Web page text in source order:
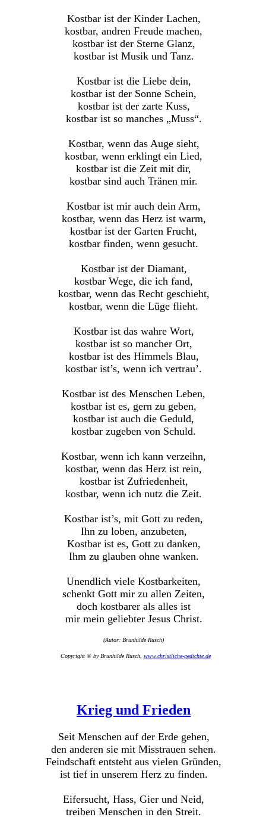
Kostbar ist der Kinder Lachen,
kostbar, andren Freude machen,
kostbar ist der Sterne Glanz,
kostbar ist Musik und Tanz.
Kostbar ist die Liebe dein,
kostbar ist der Sonne Schein,
kostbar ist der zarte Kuss,
kostbar ist so manches „Muss“.
Kostbar, wenn das Auge sieht,
kostbar, wenn erklingt ein Lied,
kostbar ist die Zeit mit dir,
kostbar sind auch Tränen mir.
Kostbar ist mir auch dein Arm,
kostbar, wenn das Herz ist warm,
kostbar ist der Garten Frucht,
kostbar finden, wenn gesucht.
Kostbar ist der Diamant,
kostbar Wege, die ich fand,
kostbar, wenn das Recht geschieht,
kostbar, wenn die Lüge flieht.
Kostbar ist das wahre Wort,
kostbar ist so mancher Ort,
kostbar ist des Himmels Blau,
kostbar ist’s, wenn ich vertrau’.
Kostbar ist des Menschen Leben,
kostbar ist es, gern zu geben,
kostbar ist auch die Geduld,
kostbar zugeben von Schuld.
Kostbar, wenn ich kann verzeihn,
kostbar, wenn das Herz ist rein,
kostbar ist Zufriedenheit,
kostbar, wenn ich nutz die Zeit.
Kostbar ist’s, mit Gott zu reden,
Ihn zu loben, anzubeten,
Kostbar ist es, Gott zu danken,
Ihm zu glauben ohne wanken.
Unendlich viele Kostbarkeiten,
schenkt Gott mir zu allen Zeiten,
doch kostbarer als alles ist
mir mein geliebter Jesus Christ.
(Autor: Brunhilde Rusch)
Copyright © by Brunhilde Rusch, www.christliche-gedichte.de
Krieg und Frieden
Seit Menschen auf der Erde gehen,
den anderen sie mit Misstrauen sehen.
Feindschaft entsteht aus vielen Gründen,
ist tief in unserem Herz zu finden.
Eifersucht, Hass, Gier und Neid,
treiben Menschen in den Streit.